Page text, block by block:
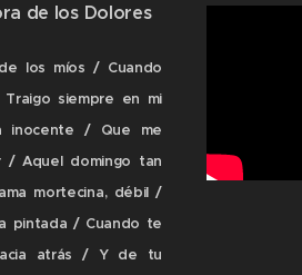
de los Dolores
los míos / Cuando
siempre en mi
inocente / Que me
/ Aquel domingo tan
mortecina, débil /
pintada / Cuando te
atrás / Y de tu